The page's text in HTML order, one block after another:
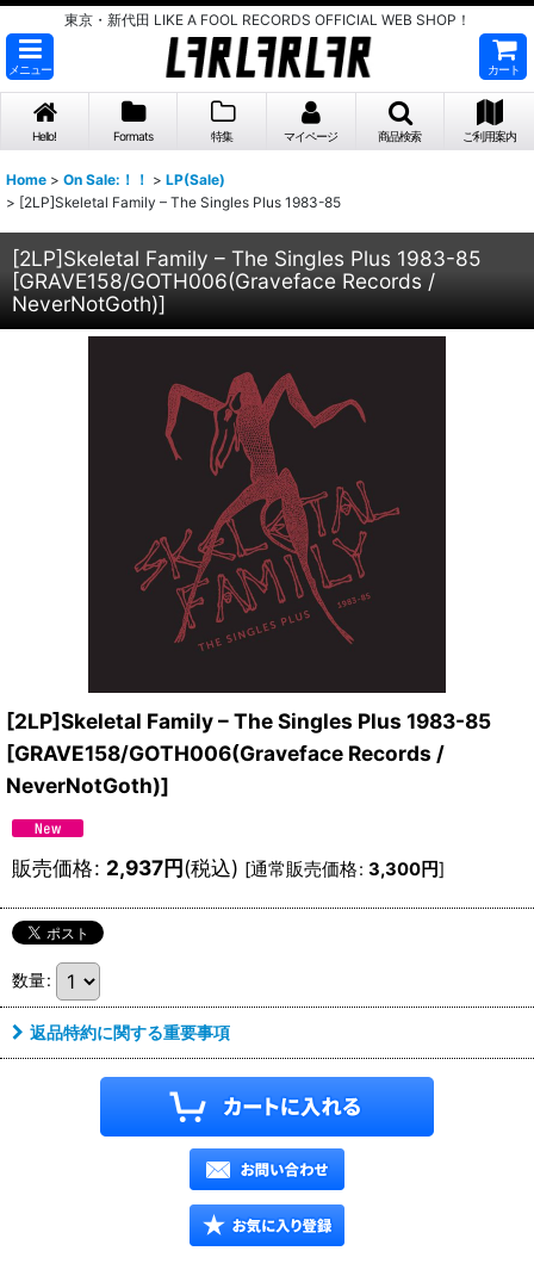
東京・新代田 LIKE A FOOL RECORDS OFFICIAL WEB SHOP！
メニュー カート
Hello! Formats 特集 マイページ 商品検索 ご利用案内
Home > On Sale:！！ > LP(Sale)
> [2LP]Skeletal Family – The Singles Plus 1983-85
[2LP]Skeletal Family – The Singles Plus 1983-85
[GRAVE158/GOTH006(Graveface Records /
NeverNotGoth)]
[2LP]Skeletal Family – The Singles Plus 1983-85
[GRAVE158/GOTH006(Graveface Records /
NeverNotGoth)]
販売価格: 2,937円(税込) [通常販売価格: 3,300円]
数量:
返品特約に関する重要事項